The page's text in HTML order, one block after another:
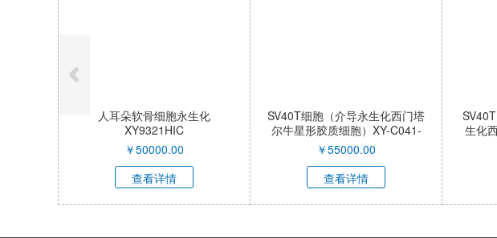
人耳朵软骨细胞永生化
XY9321HIC
￥50000.00
查看详情
SV40T细胞（介导永生化西门塔
尔牛星形胶质细胞）XY-C041-
QI
￥55000.00
查看详情
生化